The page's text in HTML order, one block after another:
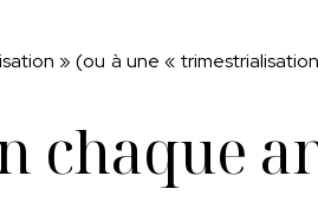
» (ou à une «
chaque